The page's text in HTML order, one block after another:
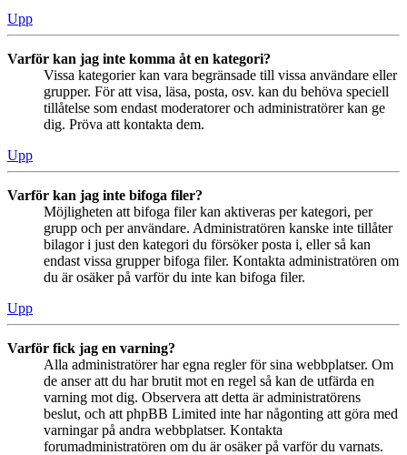
Upp
Varför kan jag inte komma åt en kategori?
Vissa kategorier kan vara begränsade till vissa användare eller
grupper. För att visa, läsa, posta, osv. kan du behöva speciell
tillåtelse som endast moderatorer och administratörer kan ge
dig. Pröva att kontakta dem.
Upp
Varför kan jag inte bifoga filer?
Möjligheten att bifoga filer kan aktiveras per kategori, per
grupp och per användare. Administratören kanske inte tillåter
bilagor i just den kategori du försöker posta i, eller så kan
endast vissa grupper bifoga filer. Kontakta administratören om
du är osäker på varför du inte kan bifoga filer.
Upp
Varför fick jag en varning?
Alla administratörer har egna regler för sina webbplatser. Om
de anser att du har brutit mot en regel så kan de utfärda en
varning mot dig. Observera att detta är administratörens
beslut, och att phpBB Limited inte har någonting att göra med
varningar på andra webbplatser. Kontakta
forumadministratören om du är osäker på varför du varnats.